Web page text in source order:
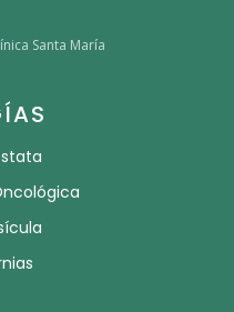
Santa María